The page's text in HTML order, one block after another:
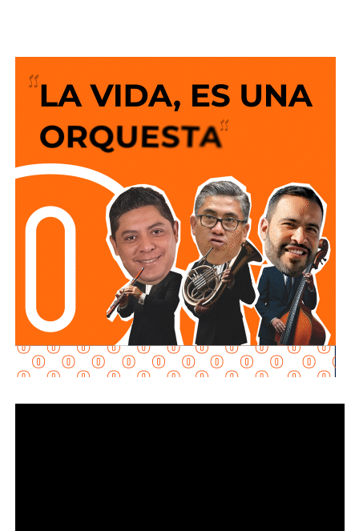
y que los puntos de conexión al sistema público sean
adecuados para garantizar un servicio seguro y eficiente.
Durante las inspecciones pueden determinarse medidas
preventivas y correctivas, para autorizar la incorporación
de nuevos desarrollos a la infraestructura hidráulica
metropolitana.
Con estas supervisiones, el organismo fortalece la
las nuevas redes de agua potable y drenajeofrezcan